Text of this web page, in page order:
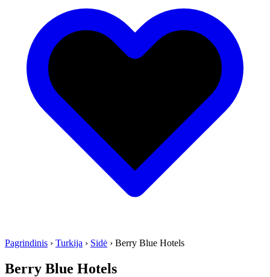
Pagrindinis › Turkija › Sidė › Berry Blue Hotels
Berry Blue Hotels